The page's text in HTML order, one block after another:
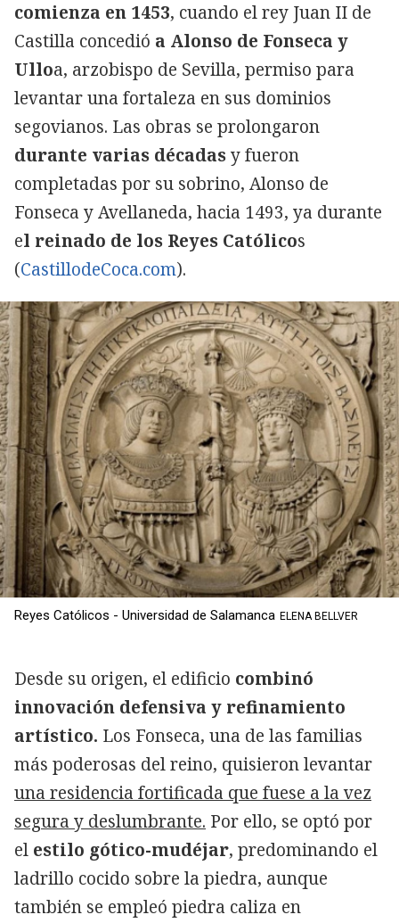
comienza en 1453, cuando el rey Juan II de
Castilla concedió a Alonso de Fonseca y
Ulloa, arzobispo de Sevilla, permiso para
levantar una fortaleza en sus dominios
segovianos. Las obras se prolongaron
durante varias décadasy fueron
completadas por su sobrino, Alonso de
Fonseca y Avellaneda, hacia 1493, ya durante
el reinado de los Reyes Católicos
(CastillodeCoca.com).
Reyes Católicos - Universidad de Salamanca ELENA BELLVER
Desde su origen, el edificio combinó
innovación defensiva y refinamiento
artístico. Los Fonseca, una de las familias
más poderosas del reino, quisieron levantar
una residencia fortificada que fuese a la vez
segura y deslumbrante. Por ello, se optó por
el estilo gótico-mudéjar, predominando el
ladrillo cocido sobre la piedra, aunque
también se empleó piedra caliza en